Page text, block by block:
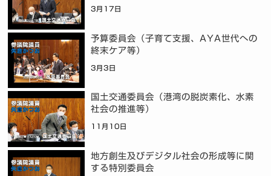
3月17日
予算委員会（子育て支援、AYA世代への
終末ケア等）
3月3日
国土交通委員会（港湾の脱炭素化、水素
社会の推進等）
11月10日
地方創生及びデジタル社会の形成等に関
する特別委員会